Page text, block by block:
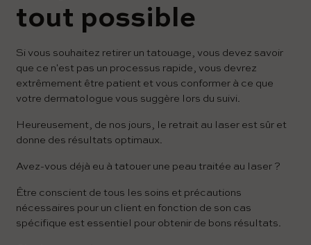
tout possible
Si vous souhaitez retirer un tatouage, vous devez savoir
que ce n'est pas un processus rapide, vous devrez
extrêmement être patient et vous conformer à ce que
votre dermatologue vous suggère lors du suivi.
Heureusement, de nos jours, le retrait au laser est sûr et
donne des résultats optimaux.
Avez-vous déjà eu à tatouer une peau traitée au laser ?
Être conscient de tous les soins et précautions
nécessaires pour un client en fonction de son cas
spécifique est essentiel pour obtenir de bons résultats.